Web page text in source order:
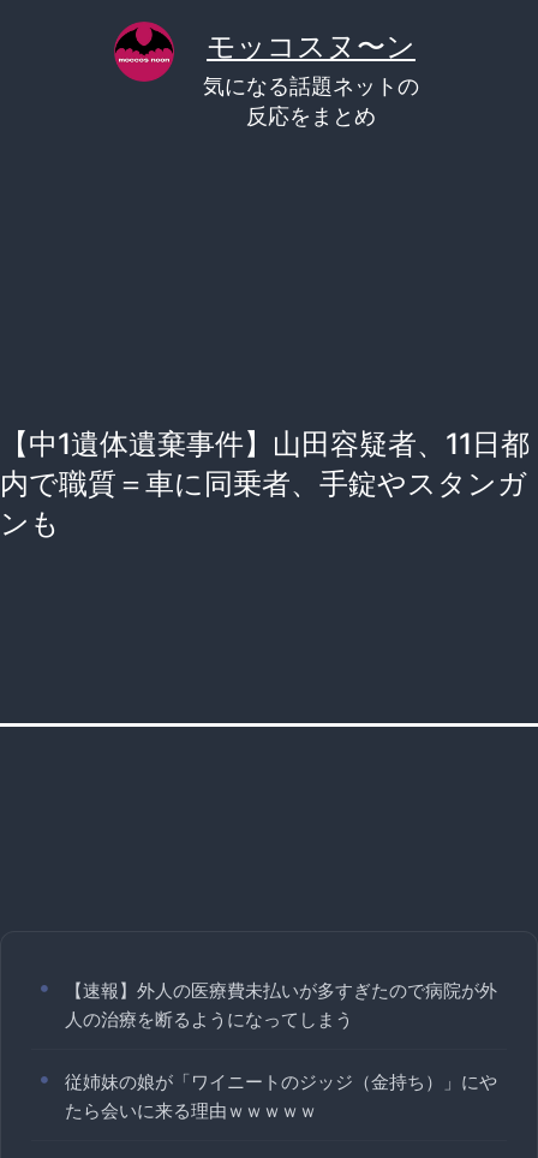
モッコスヌ〜ン
気になる話題ネットの
反応をまとめ
【中1遺体遺棄事件】山田容疑者、11日都
内で職質＝車に同乗者、手錠やスタンガ
ンも
【速報】外人の医療費未払いが多すぎたので病院が外
人の治療を断るようになってしまう
従姉妹の娘が「ワイニートのジッジ（金持ち）」にや
たら会いに来る理由ｗｗｗｗｗ